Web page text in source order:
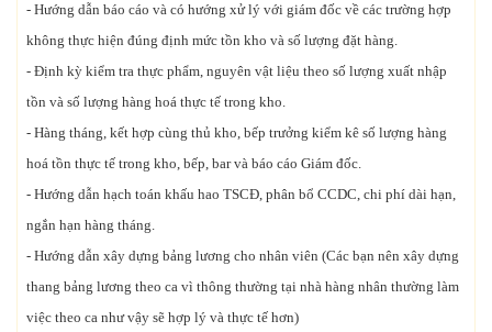
- Hướng dẫn báo cáo và có hướng xử lý với giám đốc về các trường hợp
không thực hiện đúng định mức tồn kho và số lượng đặt hàng.
- Định kỳ kiểm tra thực phẩm, nguyên vật liệu theo số lượng xuất nhập
tồn và số lượng hàng hoá thực tế trong kho.
- Hàng tháng, kết hợp cùng thủ kho, bếp trưởng kiểm kê số lượng hàng
hoá tồn thực tế trong kho, bếp, bar và báo cáo Giám đốc.
- Hướng dẫn hạch toán khấu hao TSCĐ, phân bổ CCDC, chi phí dài hạn,
ngắn hạn hàng tháng.
- Hướng dẫn xây dựng bảng lương cho nhân viên (Các bạn nên xây dựng
thang bảng lương theo ca vì thông thường tại nhà hàng nhân thường làm
việc theo ca như vậy sẽ hợp lý và thực tế hơn)